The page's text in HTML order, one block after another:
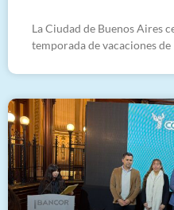
La Ciudad de Buenos Aires
temporada de vacaciones de